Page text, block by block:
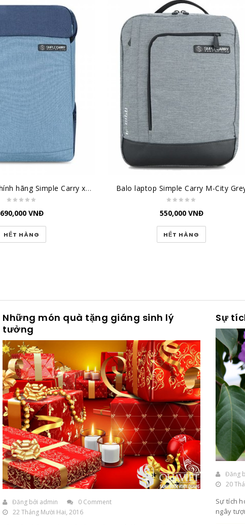
Balo laptop chính hãng Simple Carry xanh đậm/xanh K5 Navy/Blue
690,000 VNĐ
HẾT HÀNG
Balo laptop Simple Carry M-City
550,000 VNĐ
HẾT HÀNG
Những món quà tặng giáng sinh lý
tưởng
Đăng bởi admin
0 Comment
22 Tháng Mười Hai, 2016
Sự
Đăng
20
Sự tích
ngây